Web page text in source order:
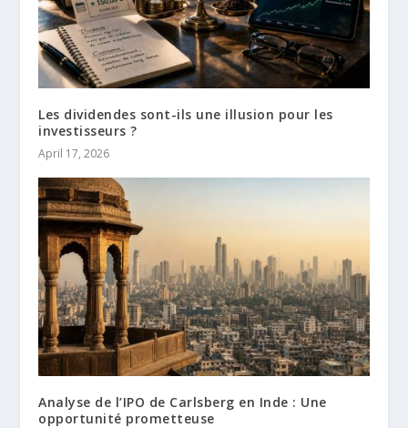
Les dividendes sont-ils une illusion pour les
investisseurs ?
April 17, 2026
Analyse de l’IPO de Carlsberg en Inde : Une
opportunité prometteuse